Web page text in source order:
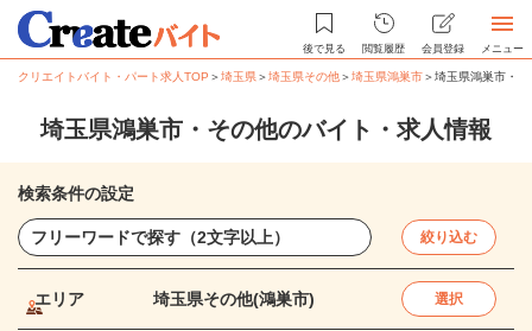
後で見る 閲覧履歴 会員登録 メニュー
クリエイトバイト・パート求人TOP ＞埼玉県＞埼玉県その他＞埼玉県鴻巣市＞埼玉県鴻巣市・
埼玉県鴻巣市・その他のバイト・求人情報
検索条件の設定
絞り込む
エリア 埼玉県その他(鴻巣市) 選択